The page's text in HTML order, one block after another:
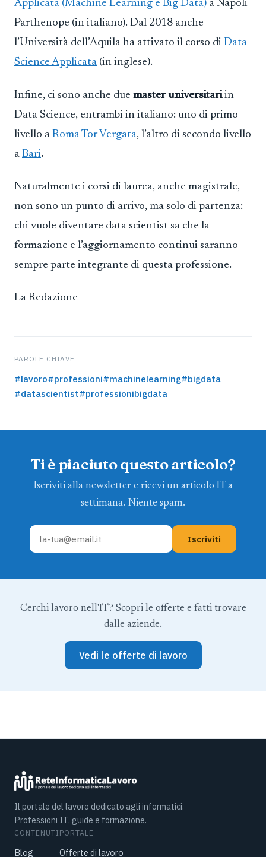
Applicata (Machine Learning e Big Data) a Napoli
Parthenope (in italiano). Dal 2018 anche
l’Università dell’Aquila ha attivato il corso di Data
Science Applicata (in inglese).
Infine, ci sono anche due master universitariin
Data Science, entrambi in italiano: uno di primo
livello a Roma Tor Vergata, l’altro di secondo livello
a Bari.
Naturalmente i corsi di laurea, anche magistrale,
non sono un punto di arrivo, ma solo di partenza:
chi vuole diventare data scientist sa che la
formazione e l’aggiornamento continui saranno
sempre parte integrante di questa professione.
La Redazione
PAROLE CHIAVE
#lavoro#professioni#machinelearning#bigdata
#datascientist#professionibigdata
Ti è piaciuto questo articolo?
Iscriviti alla newsletter e ricevi un articolo IT a
settimana. Niente spam.
Iscriviti
Cerchi lavoro nell'IT? Scopri le offerte e fatti trovare
dalle aziende.
Vedi le offerte di lavoro
Il portale del lavoro dedicato agli informatici.
Professioni IT, guide e formazione.
CONTENUTI
Blog
PORTALE
Offerte di lavoro